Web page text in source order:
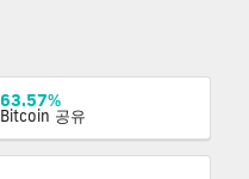
63.57%
Bitcoin 공유